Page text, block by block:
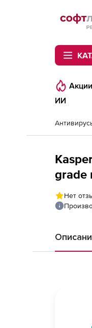
Softline
Акции
ИИ
grade
года
Нет